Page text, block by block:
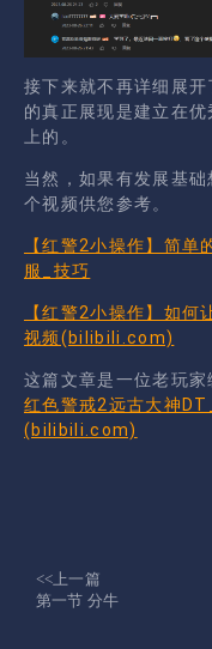
接下来就不再详细展
的真正展现是建立在
上的。
当然，如果有发展基
个视频供您参考。
【红警2小操作】简
服_技巧
【红警2小操作】如
视频(bilibili.com)
这篇文章是一位老玩家
红色警戒2远古大神
(bilibili.com)
<<上一篇
第一节 分牛